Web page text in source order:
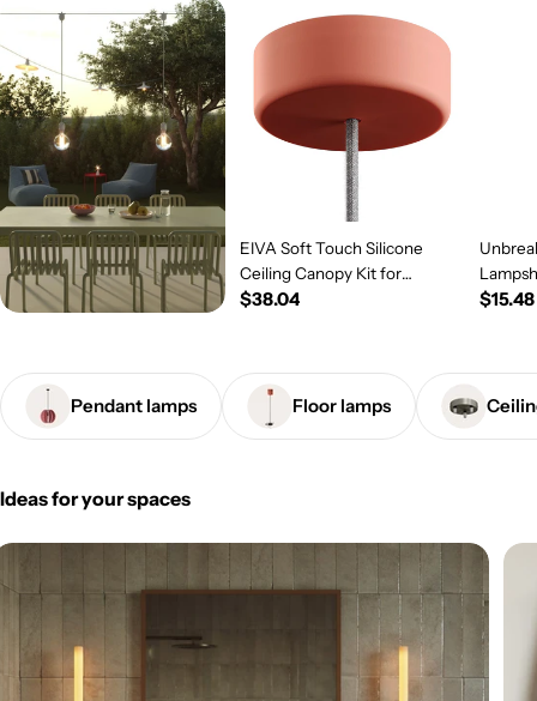
EIVA Soft Touch Silicone
Ceiling Canopy Kit for
Outdoor IP65 - Modulair
Regular
$38.04 $15.48
Pendant lamps Floor lamps
Ideas for your spaces